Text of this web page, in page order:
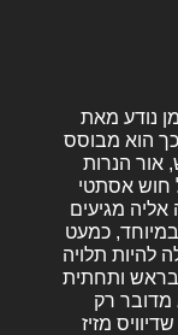
נודע מאת
הוא מבוסס
אור הנרות
חוש אסתטי
מגיעים
כמעט
להיות תלויה
בראש ותחתית
מדובר רק
מזיז